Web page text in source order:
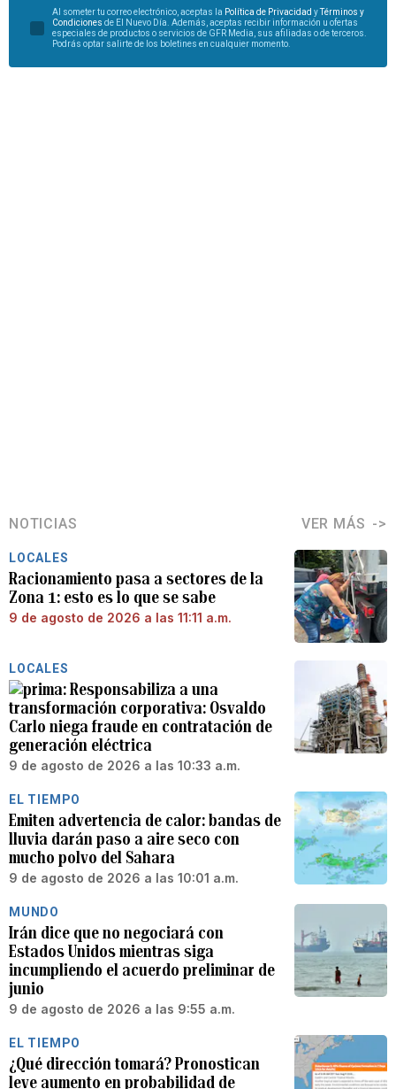
Al someter tu correo electrónico, aceptas la Política de Privacidad yTérminos y
Condiciones de El Nuevo Día. Además, aceptas recibir información u ofertas
especiales de productos o servicios de GFR Media, sus afiliadas o de terceros.
Podrás optar salirte de los boletines en cualquier momento.
NOTICIAS VER MÁS
LOCALES
Racionamiento pasa a sectores de la
Zona 1: esto es lo que se sabe
9 de agosto de 2026 a las 11:11 a.m.
LOCALES
Responsabiliza a una
transformación corporativa: Osvaldo
Carlo niega fraude en contratación de
generación eléctrica
9 de agosto de 2026 a las 10:33 a.m.
EL TIEMPO
Emiten advertencia de calor: bandas de
lluvia darán paso a aire seco con
mucho polvo del Sahara
9 de agosto de 2026 a las 10:01 a.m.
MUNDO
Irán dice que no negociará con
Estados Unidos mientras siga
incumpliendo el acuerdo preliminar de
junio
9 de agosto de 2026 a las 9:55 a.m.
EL TIEMPO
¿Qué dirección tomará? Pronostican
leve aumento en probabilidad de